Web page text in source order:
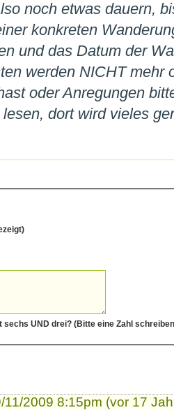
noch etwas dauern,
konkreten
und das Datum der
werden NICHT mehr
oder Anregungen
lesen, dort wird vieles
Spam Schutz Frage: Was ergibt sechs UND drei? (Bitte eine
11/2009 8:15pm (vor 17